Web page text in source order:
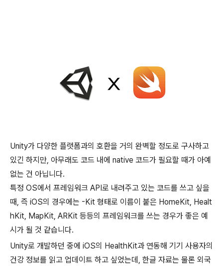
Unity가 다양한 플랫폼과의 호환을 거의 완벽할 정도로 구사하고
있긴 하지만, 아무래도 코드 내에 native 코드가 필요할 때가 아예
없는 건 아닙니다.
특정 OS에서 프레임워크 API로 내려주고 있는 코드를 쓰고 싶을
때, 즉 iOS의 경우에는 -Kit 형태로 이름이 붙은 HomeKit, Healt
hKit, MapKit, ARKit 등등의 프레임워크를 쓰는 경우가 좋은 예
시가 될 것 같습니다.
Unity로 개발하던 중에 iOS의 HealthKit과 연동해 기기 사용자의
건강 정보를 읽고 업데이트 하고 싶었는데, 한글 자료는 물론 외국